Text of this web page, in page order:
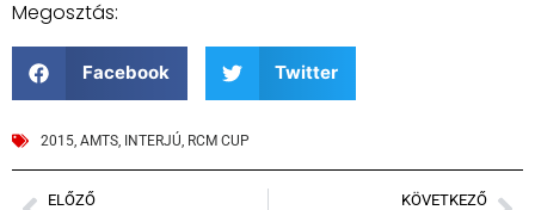
Megosztás:
Facebook Twitter
2015 AMTS INTERJÚ RCM CUP
ELŐZŐ KÖVETKEZŐ